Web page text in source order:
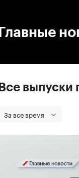
Главные
Все
За все время